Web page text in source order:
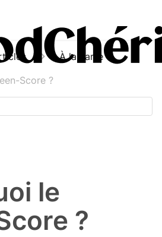
À la carte
Score ?
le
?